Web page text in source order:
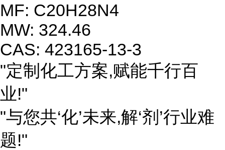
MF: C20H28N4
MW: 324.46
CAS: 423165-13-3
"定制化工方案,赋能千行百
业!"
"与您共‘化’未来,解‘剂’行业难
题!"